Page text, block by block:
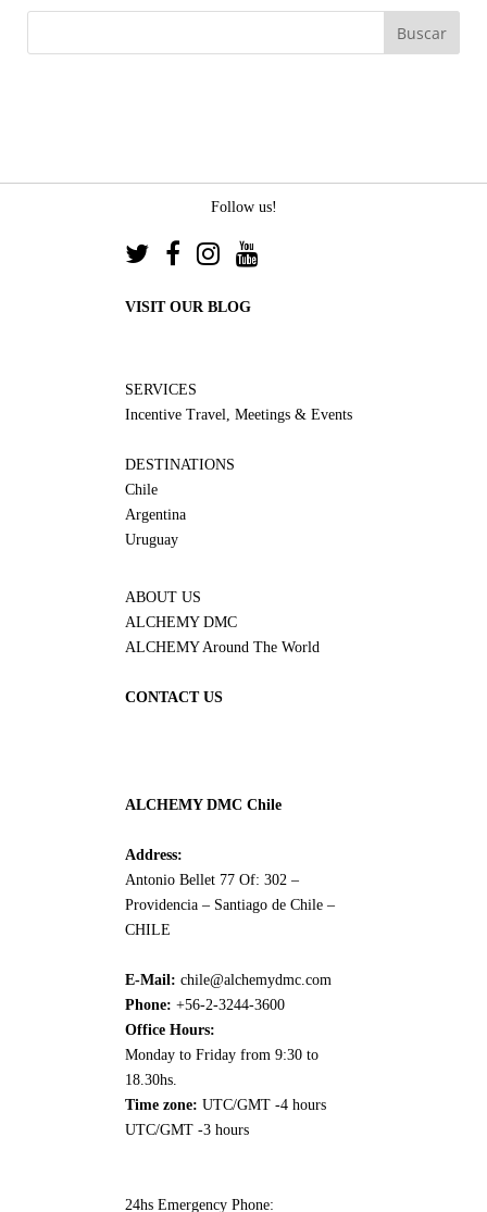
Follow us!
VISIT OUR BLOG
SERVICES
Incentive Travel, Meetings & Events
DESTINATIONS
Chile
Argentina
Uruguay
ABOUT US
ALCHEMY DMC
ALCHEMY Around The World
CONTACT US
ALCHEMY DMC Chile
Address:
Antonio Bellet 77 Of: 302 –
Providencia – Santiago de Chile –
CHILE
E-Mail: chile@alchemydmc.com
Phone: +56-2-3244-3600
Office Hours:
Monday to Friday from 9:30 to
18.30hs.
Time zone: UTC/GMT -4 hours
UTC/GMT -3 hours
24hs Emergency Phone: